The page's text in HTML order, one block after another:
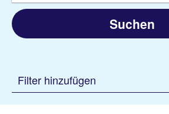
Suchen
Filter hinzufügen